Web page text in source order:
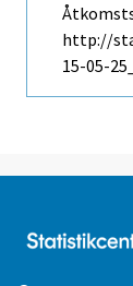
http://
15-05-